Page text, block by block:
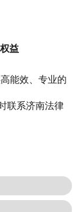
益
能效、专业的
联系济南法律